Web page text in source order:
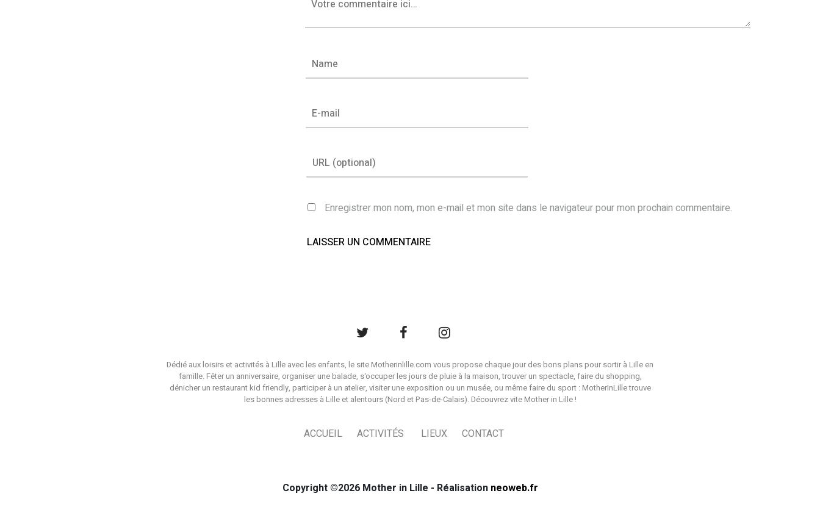
Enregistrer mon nom, mon e-mail et mon site dans le navigateur pour mon prochain commentaire.
Dédié aux loisirs et activités à Lille avec les enfants, le site Motherinlille.com vous propose chaque jour des bons plans pour sortir à Lille en
famille. Fêter un anniversaire, organiser une balade, s'occuper les jours de pluie à la maison, trouver un spectacle, faire du shopping,
dénicher un restaurant kid friendly, participer à un atelier, visiter une exposition ou un musée, ou même faire du sport : MotherInLille trouve
les bonnes adresses à Lille et alentours (Nord et Pas-de-Calais). Découvrez vite Mother in Lille !
ACCUEIL ACTIVITÉS LIEUX CONTACT
Copyright ©2026 Mother in Lille - Réalisation neoweb.fr